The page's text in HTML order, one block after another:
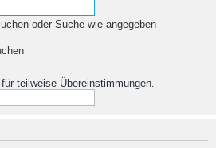
oder Suche wie angegeben
teilweise Übereinstimmungen.